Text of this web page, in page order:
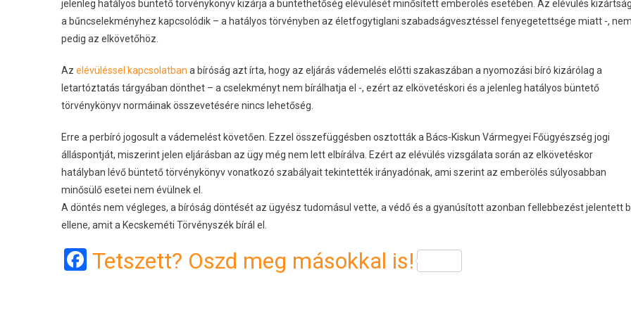
jelenleg hatályos büntető törvénykönyv kizárja a büntethetőség elévülését minősített emberölés esetében. Az elévülés
a bűncselekményhez kapcsolódik – a hatályos törvényben az életfogytiglani szabadságvesztéssel fenyegetettsége miatt -, nem
pedig az elkövetőhöz.
Az elévüléssel kapcsolatban a bíróság azt írta, hogy az eljárás vádemelés előtti szakaszában a nyomozási bíró kizárólag a
letartóztatás tárgyában dönthet – a cselekményt nem bírálhatja el -, ezért az elkövetéskori és a jelenleg hatályos büntető
törvénykönyv normáinak összevetésére nincs lehetőség.
Erre a perbíró jogosult a vádemelést követően. Ezzel összefüggésben osztották a Bács-Kiskun Vármegyei Főügyészség jogi
álláspontját, miszerint jelen eljárásban az ügy még nem lett elbírálva. Ezért az elévülés vizsgálata során az elkövetéskor
hatályban lévő büntető törvénykönyv vonatkozó szabályait tekintették irányadónak, ami szerint az emberölés súlyosabban
minősülő esetei nem évülnek el.
A döntés nem végleges, a bíróság döntését az ügyész tudomásul vette, a védő és a gyanúsított azonban fellebbezést jelentett
ellene, amit a Kecskeméti Törvényszék bírál el.
Facebook
Tetszett? Oszd meg másokkal is!